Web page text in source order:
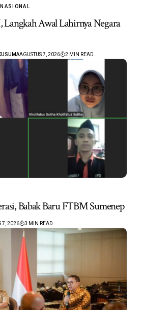
NASIONAL
Langkah Awal Lahirnya Negara
AGUSTUS 7, 2026 2 MIN READ
Babak Baru FTBM Sumenep
7, 2026 3 MIN READ